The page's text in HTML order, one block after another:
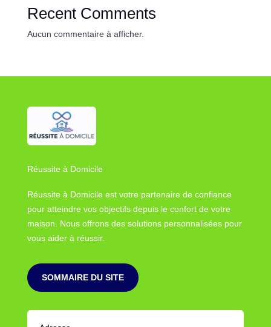
Recent Comments
Aucun commentaire à afficher.
Réussite à Domicile
Réussite à Domicile est votre partenaire de confiance
pour atteindre vos objectifs depuis le confort de votre
maison. Nous offrons des solutions personnalisées pour
vous aider à réussir.
SOMMAIRE DU SITE